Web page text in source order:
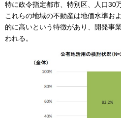
特に政令指定都市、特別区、人口30
これらの地域の不動産は地価水準お
的に高いという特徴があり、開発事
われる。